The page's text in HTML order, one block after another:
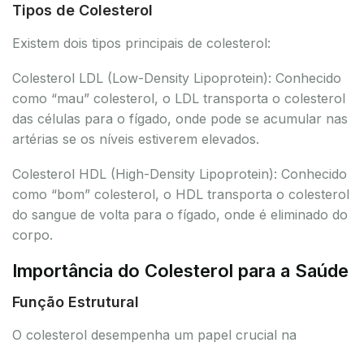
Tipos de Colesterol
Existem dois tipos principais de colesterol:
Colesterol LDL (Low-Density Lipoprotein): Conhecido
como “mau” colesterol, o LDL transporta o colesterol
das células para o fígado, onde pode se acumular nas
artérias se os níveis estiverem elevados.
Colesterol HDL (High-Density Lipoprotein): Conhecido
como “bom” colesterol, o HDL transporta o colesterol
do sangue de volta para o fígado, onde é eliminado do
corpo.
Importância do Colesterol para a Saúde
Função Estrutural
O colesterol desempenha um papel crucial na